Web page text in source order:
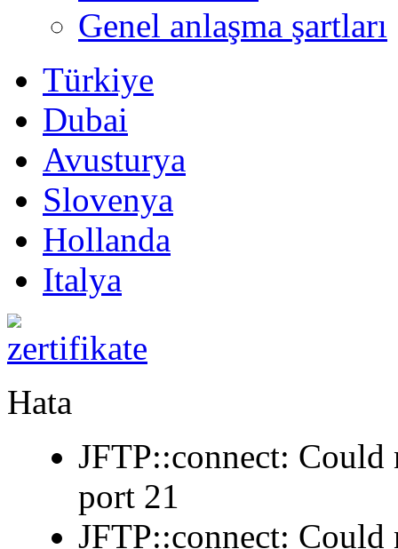
Genel anlaşma şartları
Türkiye
Dubai
Avusturya
Slovenya
Hollanda
Italya
Hata
JFTP::connect:
port 21
JFTP::connect: